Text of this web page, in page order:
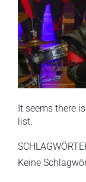
It seems there
list.
Keine